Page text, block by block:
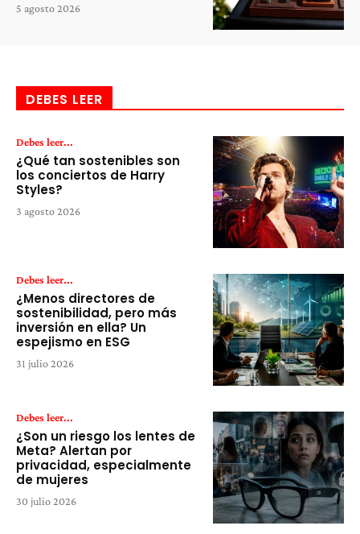
5 agosto 2026
DEBES LEER
Debes leer...
¿Qué tan sostenibles son
los conciertos de Harry
Styles?
3 agosto 2026
Debes leer...
¿Menos directores de
sostenibilidad, pero más
inversión en ella? Un
espejismo en ESG
31 julio 2026
Debes leer...
¿Son un riesgo los lentes de
Meta? Alertan por
privacidad, especialmente
de mujeres
30 julio 2026